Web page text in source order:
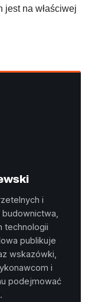
jest na właściwej
i
technologii
publikuje
wskazówki,
i
podejmować